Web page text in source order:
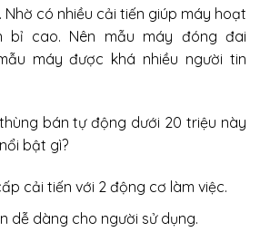
Nhờ có nhiều cải tiến giúp máy hoạt
bỉ cao. Nên mẫu máy đóng đai
máy được khá nhiều người tin
bán tự động dưới 20 triệu này
bật gì?
cải tiến với 2 động cơ làm việc.
dễ dàng cho người sử dụng.